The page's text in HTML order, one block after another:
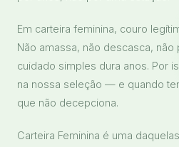
Em carteira feminina, couro
Não amassa, não descasca,
cuidado simples dura anos. Por
na nossa seleção — e quando
que não decepciona.
Carteira Feminina é uma